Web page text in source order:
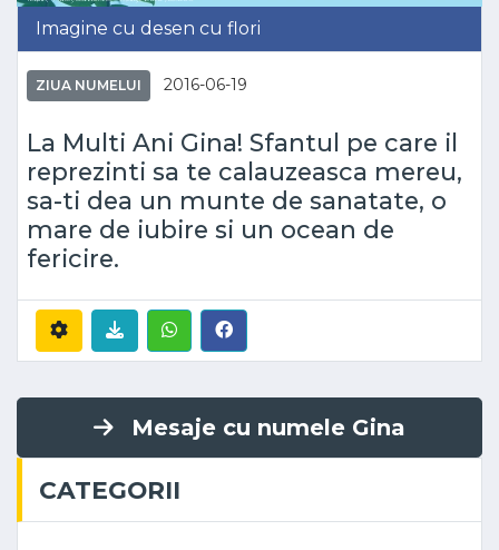
Imagine cu desen cu flori
ZIUA NUMELUI 2016-06-19
La Multi Ani Gina! Sfantul pe care il
reprezinti sa te calauzeasca mereu,
sa-ti dea un munte de sanatate, o
mare de iubire si un ocean de
fericire.
Mesaje cu numele Gina
CATEGORII